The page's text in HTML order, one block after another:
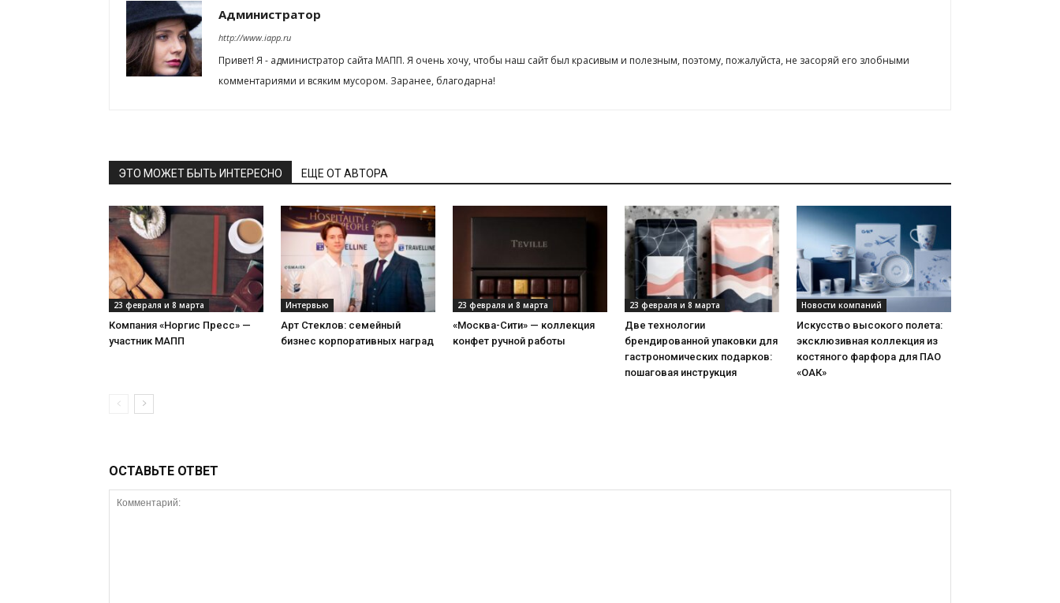
Администратор
http://www.iapp.ru
Привет! Я - администратор сайта МАПП. Я очень хочу, чтобы наш сайт был красивым и полезным, поэтому, пожалуйста, не засоряй его злобными
комментариями и всяким мусором. Заранее, благодарна!
ЭТО МОЖЕТ БЫТЬ ИНТЕРЕСНО ЕЩЕ ОТ АВТОРА
23 февраля и 8 марта
Компания «Норгис Пресс» —
участник МАПП
Интервью
Арт Стеклов: семейный
бизнес корпоративных наград
23 февраля и 8 марта
«Москва-Сити» — коллекция
конфет ручной работы
23 февраля и 8 марта
Две технологии
брендированной упаковки для
гастрономических подарков:
пошаговая инструкция
Новости компаний
Искусство высокого полета:
эксклюзивная коллекция из
костяного фарфора для ПАО
«ОАК»
ОСТАВЬТЕ ОТВЕТ